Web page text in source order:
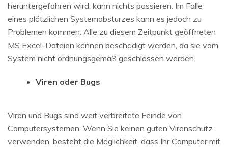
heruntergefahren wird, kann nichts passieren. Im Falle
eines plötzlichen Systemabsturzes kann es jedoch zu
Problemen kommen. Alle zu diesem Zeitpunkt geöffneten
MS Excel-Dateien können beschädigt werden, da sie vom
System nicht ordnungsgemäß geschlossen werden.
Viren oder Bugs
Viren und Bugs sind weit verbreitete Feinde von
Computersystemen. Wenn Sie keinen guten Virenschutz
verwenden, besteht die Möglichkeit, dass Ihr Computer mit